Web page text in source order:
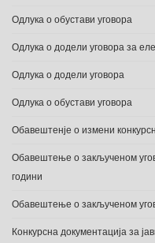
Одлука о обустави уговора
Одлука о додели уговора за
Одлука о додели уговора
Одлука о обустави уговора
Обавештенје о измени
Обавештење о закљученом
години
Обавештење о закљученом
Конкурсна документација за